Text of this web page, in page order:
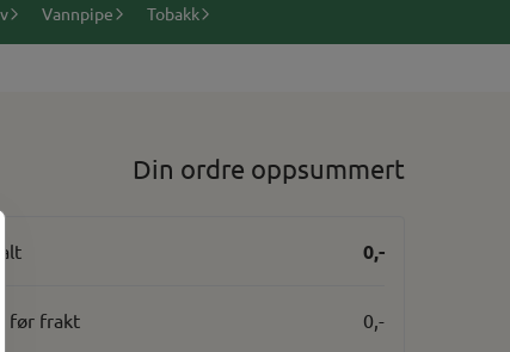
Vannpipe Tobakk
Din ordre oppsummert
0,-
før frakt 0,-